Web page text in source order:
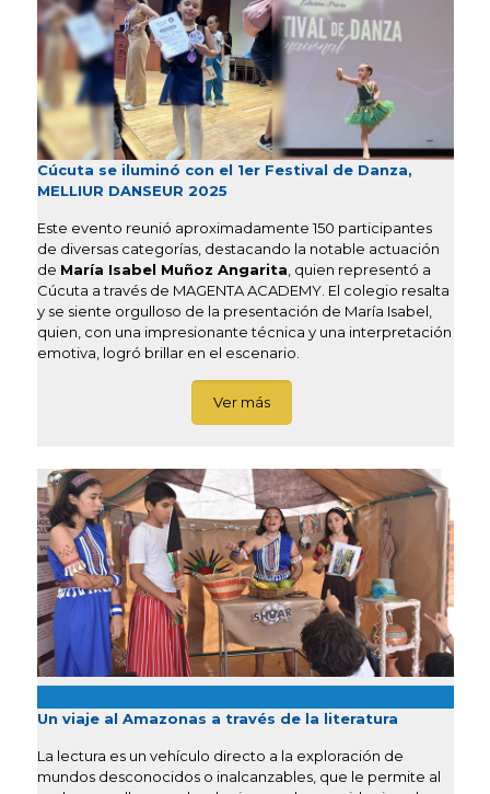
Cúcuta se iluminó con el 1er Festival de Danza,
MELLIUR DANSEUR 2025
Este evento reunió aproximadamente 150 participantes
de diversas categorías, destacando la notable actuación
de María Isabel Muñoz Angarita , quien representó a
Cúcuta a través de MAGENTA ACADEMY. El colegio resalta
y se siente orgulloso de la presentación de María Isabel,
quien, con una impresionante técnica y una interpretación
emotiva, logró brillar en el escenario.
Ver más
Un viaje al Amazonas a través de la literatura
La lectura es un vehículo directo a la exploración de
mundos desconocidos o inalcanzables, que le permite al